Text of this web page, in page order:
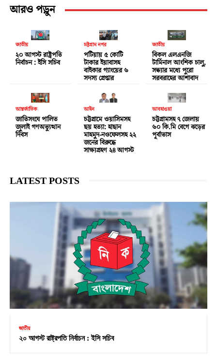
আরও পড়ুন
জাতীয়
২০ আগস্ট রাষ্ট্রপতি
নির্বাচন : ইসি সচিব
চট্টগ্রাম নগর
পটিয়ায় ৫ কোটি
টাকার ইয়াবাসহ
বাইকার গ্যাংয়ের ৬
সদস্য গ্রেপ্তার
জাতীয়
বিকল এলএনজি
টার্মিনাল আংশিক চালু,
সন্ধ্যার মধ্যে পুরো
সরবরাহের আশাবাদ
আন্তর্জাতিক
জাতিসংঘে পালিত
জুলাই গণঅভ্যুত্থান
দিবস
আইন
চট্টগ্রামে ওয়াসিমসহ
ছয় হত্যা: হাছান
মাহমুদ-নওফেলসহ ২২
জনের বিরুদ্ধে
সাক্ষ্যগ্রহণ ২৪ আগস্ট
আবহাওয়া
চট্টগ্রামসহ ৭ জেলায়
৬০ কি.মি বেগে ঝড়ের
পূর্বাভাস
LATEST POSTS
জাতীয়
২০ আগস্ট রাষ্ট্রপতি নির্বাচন : ইসি সচিব